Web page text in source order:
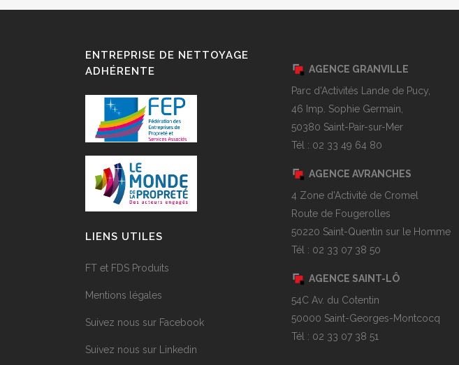
ENTREPRISE DE NETTOYAGE
ADHÉRENTE
LIENS UTILES
FT et FDS Produits
Mentions légales
Suivez nous sur Facebook
Suivez nous sur Linkedin
AGENCE GRANVILLE
Parc d'Activités Lande de Pucy,
46 Imp. Sophie Germain,
50380 Saint-Pair-sur-Mer
Tél : 02 33 49 64 80
AGENCE AVRANCHES
4 Zone d'Activité de Cromel
Route de Fougerolles
50220 Saint-Quentin sur le Homme
Tél : 02 33 07 38 50
AGENCE SAINT-LÔ
54C Av. du Cotentin
50000 Saint-Georges-Montcocq
Tél : 02 33 07 38 51